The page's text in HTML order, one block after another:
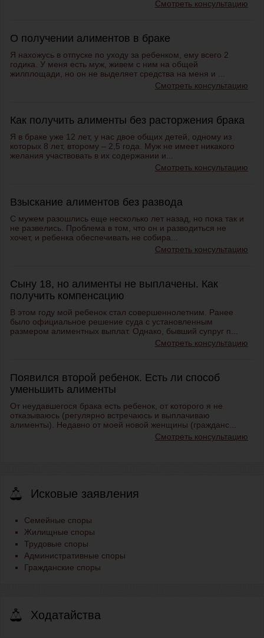
Смотреть консультацию
О получении алиментов в браке
Я нахожусь в отпуске по уходу за ребенком, ему всего 2
годика. У меня есть муж, живем с ним на общей
жилплощади, но он не выделяет средства на меня и ...
Смотреть консультацию
Как получить алименты без расторжения брака
Я в браке уже 12 лет, у нас двое общих детей, одному из
которых 8 лет, второму – 2,5 года. Муж не имеет никакого
желания участвовать в их содержании и...
Смотреть консультацию
Взыскание алиментов без развода
С мужем разошлись еще несколько лет назад, но пока так и
не развелись. Проблема в том, что он и разводиться не
хочет, и ребенка обеспечивать не собира...
Смотреть консультацию
Сыну 18, но алименты не выплачены. Как
получить компенсацию
В этом году мой ребенок стал совершеннолетним. Ранее
было официальное решение суда с установленным
размером алиментных выплат. Однако, бывший супруг п...
Смотреть консультацию
Появился второй ребенок. Есть ли способ
уменьшить алименты
От неудавшегося брака есть ребенок, от которого я не
отказываюсь (регулярно встречаюсь и выплачиваю
алименты). Недавно от моей новой женщины (гражданс...
Смотреть консультацию
Исковые заявления
Семейные споры
Жилищные споры
Трудовые споры
Административные споры
Гражданские споры
Ходатайства